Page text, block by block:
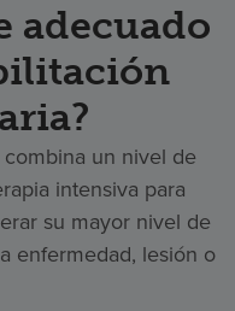
adecuado
un nivel de
intensiva para
su mayor nivel de
enfermedad, lesión o